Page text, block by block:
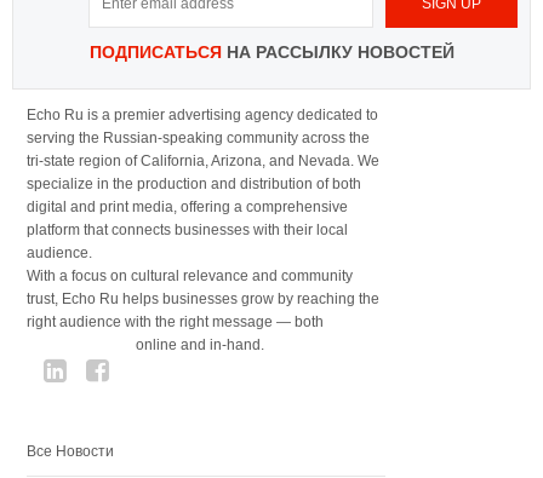
ПОДПИСАТЬСЯНА РАССЫЛКУ НОВОСТЕЙ
Echo Ru is a premier advertising agency dedicated to
serving the Russian-speaking community across the
tri-state region of California, Arizona, and Nevada. We
specialize in the production and distribution of both
digital and print media, offering a comprehensive
platform that connects businesses with their local
audience.
With a focus on cultural relevance and community
trust, Echo Ru helps businesses grow by reaching the
right audience with the right message — both
online and in-hand.
Все Новости